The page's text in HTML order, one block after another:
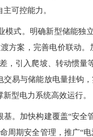
可控能力。
式。明确新型储能独
方案，完善电价联动
，引入爬坡、转动惯量
易与储能放电量挂钩
型电力系统高效运行。
。加快构建覆盖“安
周期安全管理，推广“